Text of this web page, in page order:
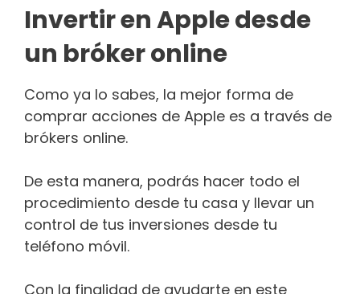
Invertir en Apple desde
un bróker online
Como ya lo sabes, la mejor forma de
comprar acciones de Apple es a través de
brókers online.
De esta manera, podrás hacer todo el
procedimiento desde tu casa y llevar un
control de tus inversiones desde tu
teléfono móvil.
Con la finalidad de ayudarte en este